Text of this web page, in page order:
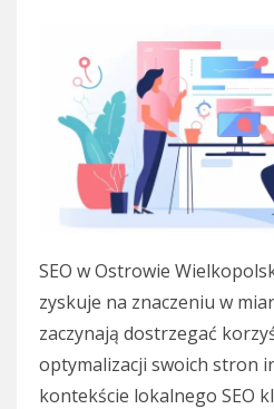
SEO w Ostrowie
zyskuje na znaczeniu w
zaczynają dostrzegać
optymalizacji swoich stron
kontekście lokalnego SEO